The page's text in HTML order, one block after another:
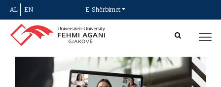
AL EN E-Shërbimet